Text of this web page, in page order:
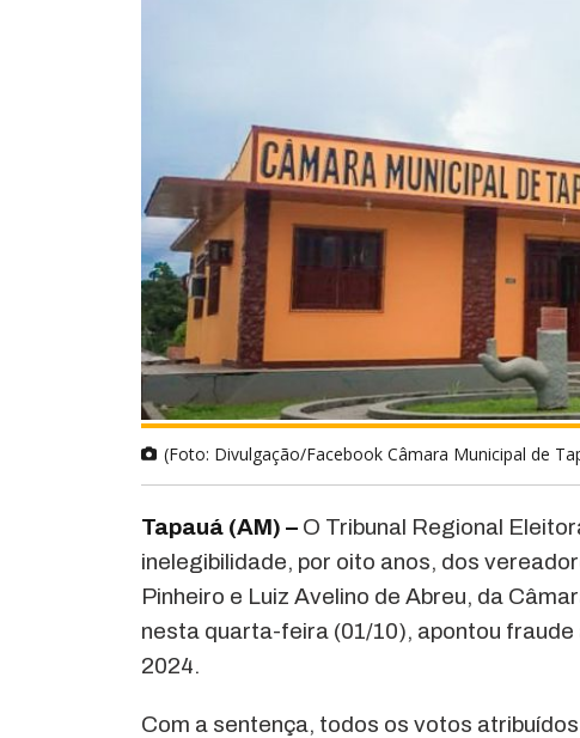
(Foto: Divulgação/Facebook Câmara Municipal de
Tapauá (AM) – O Tribunal Regional
inelegibilidade, por oito anos, dos
Pinheiro e Luiz Avelino de Abreu, da
nesta quarta-feira (01/10), apontou
2024.
Com a sentença, todos os votos